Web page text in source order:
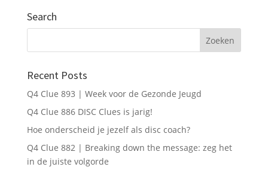
Dit zijn mijn uitdagingen →
Search
Recent Posts
Q4 Clue 893 | Week voor de Gezonde Jeugd
Q4 Clue 886 DISC Clues is jarig!
Hoe onderscheid je jezelf als disc coach?
Q4 Clue 882 | Breaking down the message: zeg het
in de juiste volgorde